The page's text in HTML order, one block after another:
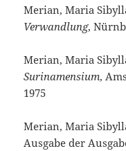
Merian, Maria
Verwandlung,
Merian, Maria
Surinamensium,
1975
Merian, Maria
Ausgabe der